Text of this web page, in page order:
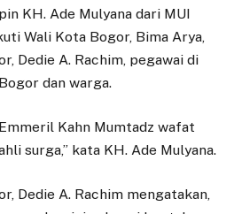
KH. Ade Mulyana dari MUI
Wali Kota Bogor, Bima Arya,
Dedie A. Rachim, pegawai di
dan warga.
Kahn Mumtadz wafat
surga,” kata KH. Ade Mulyana.
Dedie A. Rachim mengatakan,